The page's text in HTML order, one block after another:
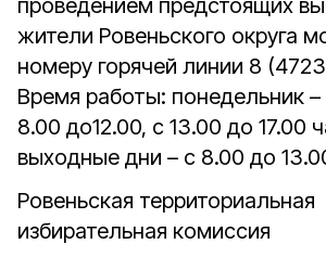
проведением предстоящих
жители Ровеньского округа
номеру горячей линии 8
Время работы: понедельник –
8.00 до12.00, с 13.00 до 17.00
выходные дни – с 8.00 до
Ровеньская территориальная
избирательная комиссия